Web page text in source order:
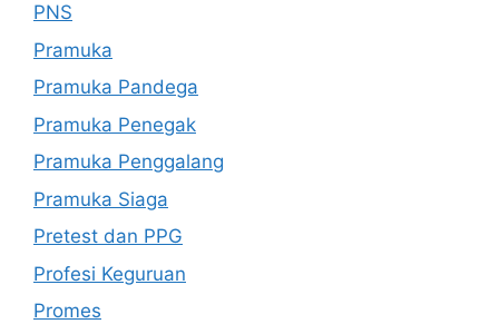
PNS
Pramuka
Pramuka Pandega
Pramuka Penegak
Pramuka Penggalang
Pramuka Siaga
Pretest dan PPG
Profesi Keguruan
Promes